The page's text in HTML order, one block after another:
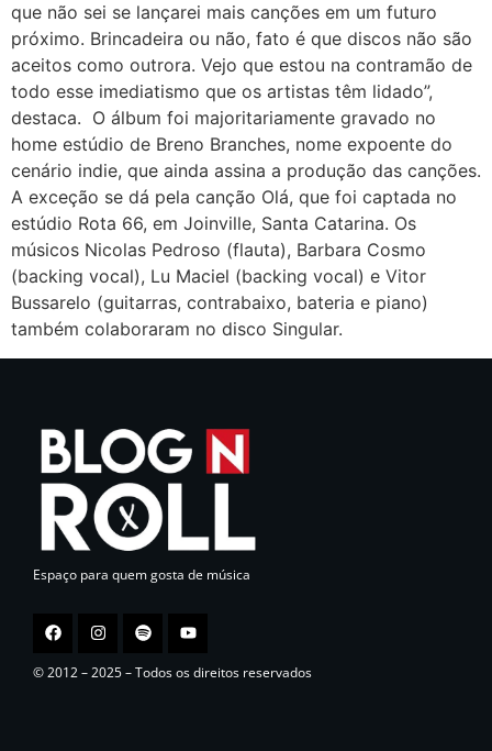
que não sei se lançarei mais canções em um futuro
próximo. Brincadeira ou não, fato é que discos não são
aceitos como outrora. Vejo que estou na contramão de
todo esse imediatismo que os artistas têm lidado”,
destaca. O álbum foi majoritariamente gravado no
home estúdio de Breno Branches, nome expoente do
cenário indie, que ainda assina a produção das canções.
A exceção se dá pela canção Olá, que foi captada no
estúdio Rota 66, em Joinville, Santa Catarina. Os
músicos Nicolas Pedroso (flauta), Barbara Cosmo
(backing vocal), Lu Maciel (backing vocal) e Vitor
Bussarelo (guitarras, contrabaixo, bateria e piano)
também colaboraram no disco Singular.
Espaço para quem gosta de música
© 2012 – 2025 – Todos os direitos reservados